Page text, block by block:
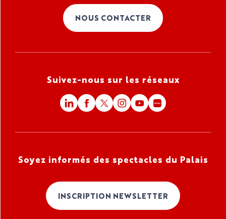
NOUS CONTACTER
Suivez-nous sur les réseaux
Soyez informés des spectacles du Palais
INSCRIPTION NEWSLETTER